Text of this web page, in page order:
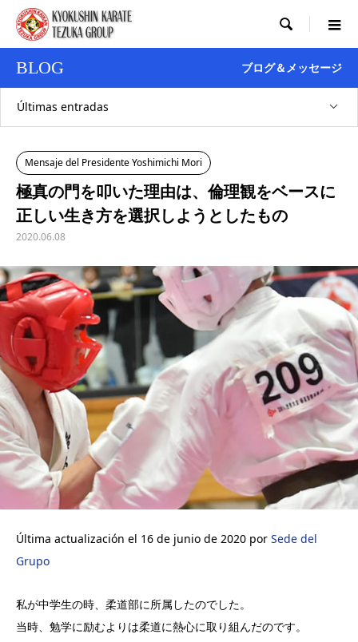

BLOG ブログ＆メッセージ
Últimas entradas
Mensaje del Presidente Yoshimichi Mori
極真の門を叩いた理由は、倫理観をベースに
正しい生き方を選択しようとしたもの
2020.06.08
Última actualización el 16 de junio de 2020 por Sede del
Grupo
私が中学生の時、柔道部に所属したのでした。
当時、勉学に励むよりは柔道に熱心に取り組んだのです。